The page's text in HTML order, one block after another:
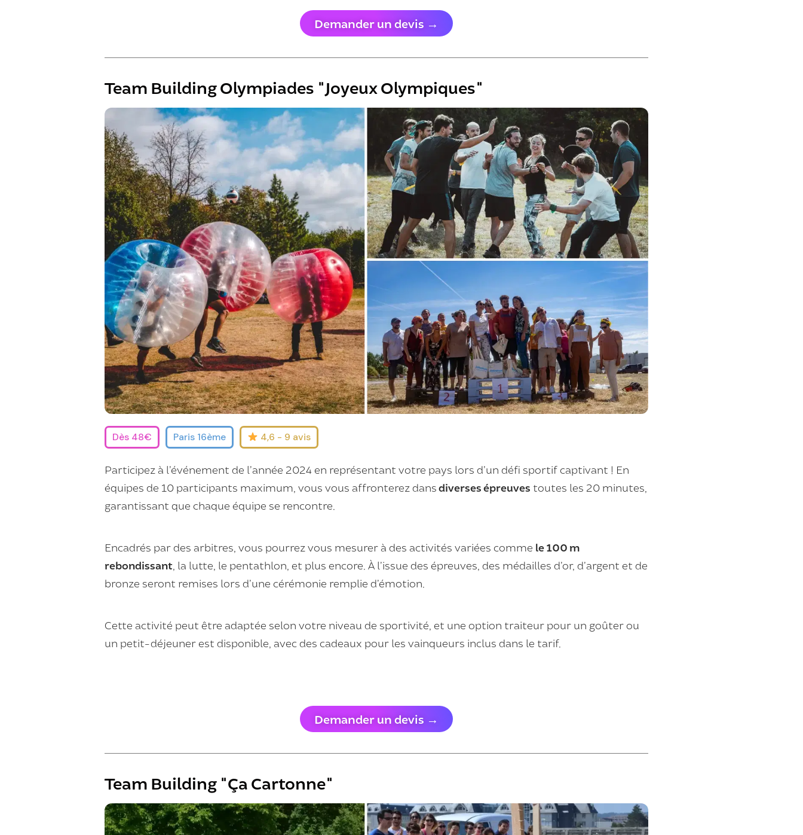
Demander un devis →
Team Building Olympiades "Joyeux Olympiques"
Dès 48€ Paris 16ème 4,6 - 9 avis
Participez à l’événement de l’année 2024 en représentant votre pays lors d’un défi sportif captivant ! En
équipes de 10 participants maximum, vous vous affronterez dansdiverses épreuves toutes les 20 minutes,
garantissant que chaque équipe se rencontre.
Encadrés par des arbitres, vous pourrez vous mesurer à des activités variées comme le 100 m
rebondissant , la lutte, le pentathlon, et plus encore. À l’issue des épreuves, des médailles d’or, d’argent et de
bronze seront remises lors d’une cérémonie remplie d’émotion.
Cette activité peut être adaptée selon votre niveau de sportivité, et une option traiteur pour un goûter ou
un petit-déjeuner est disponible, avec des cadeaux pour les vainqueurs inclus dans le tarif.
Demander un devis →
Team Building "Ça Cartonne"